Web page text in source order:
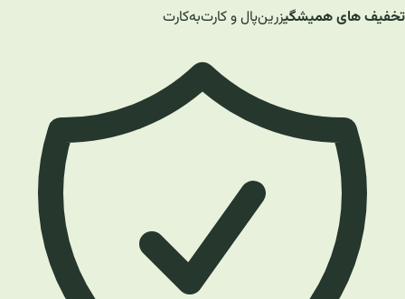
تخفیف های همیشگیزرین‌پال و کارت‌به‌کارت